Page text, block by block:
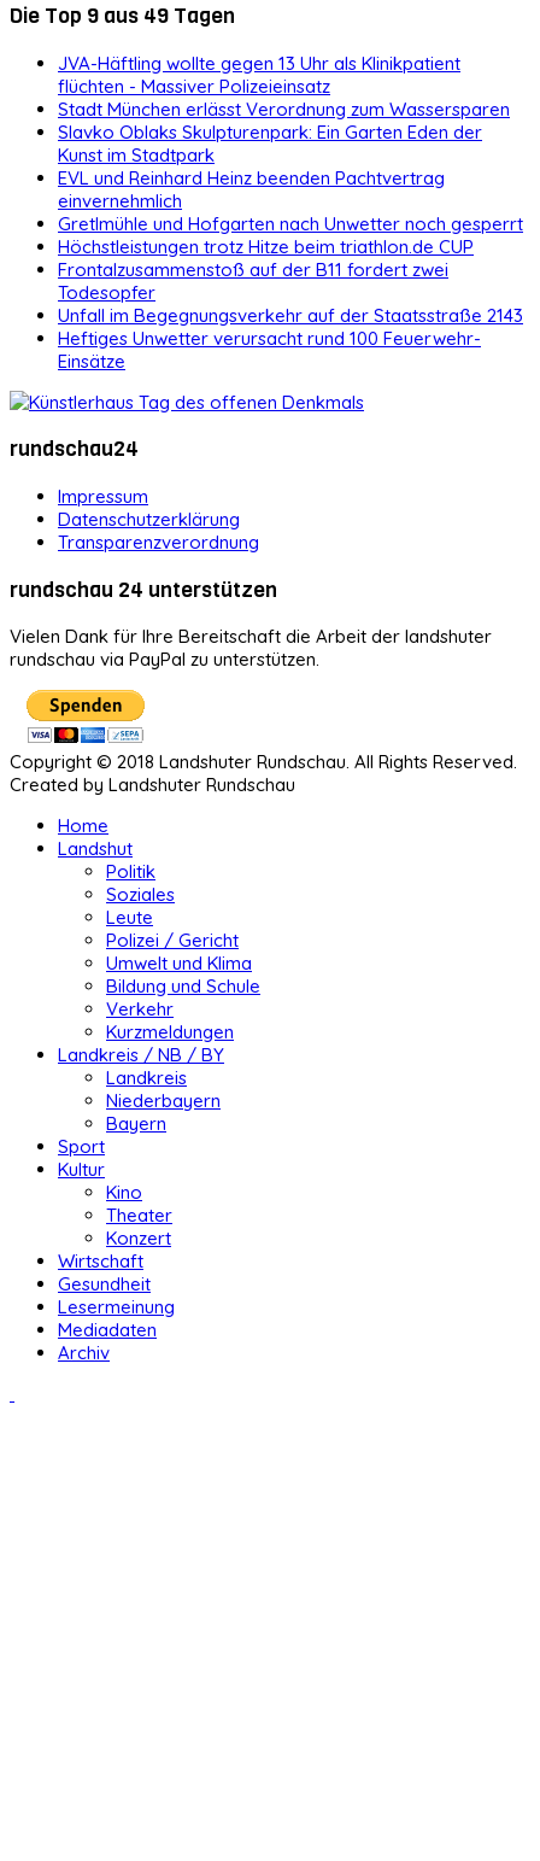
Die Top 9 aus 49 Tagen
JVA-Häftling wollte gegen 13 Uhr als Klinikpatient
flüchten - Massiver Polizeieinsatz
Stadt München erlässt Verordnung zum Wassersparen
Slavko Oblaks Skulpturenpark: Ein Garten Eden der
Kunst im Stadtpark
EVL und Reinhard Heinz beenden Pachtvertrag
einvernehmlich
Gretlmühle und Hofgarten nach Unwetter noch gesperrt
Höchstleistungen trotz Hitze beim triathlon.de CUP
Frontalzusammenstoß auf der B11 fordert zwei
Todesopfer
Unfall im Begegnungsverkehr auf der Staatsstraße 2143
Heftiges Unwetter verursacht rund 100 Feuerwehr-
Einsätze
rundschau24
Impressum
Datenschutzerklärung
Transparenzverordnung
rundschau 24 unterstützen
Vielen Dank für Ihre Bereitschaft die Arbeit der landshuter
rundschau via PayPal zu unterstützen.
Copyright © 2018 Landshuter Rundschau. All Rights Reserved.
Created by Landshuter Rundschau
Home
Landshut
Politik
Soziales
Leute
Polizei / Gericht
Umwelt und Klima
Bildung und Schule
Verkehr
Kurzmeldungen
Landkreis / NB / BY
Landkreis
Niederbayern
Bayern
Sport
Kultur
Kino
Theater
Konzert
Wirtschaft
Gesundheit
Lesermeinung
Mediadaten
Archiv